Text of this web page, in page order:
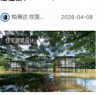
Jaffna | 帕琳达·坎南加拉｜
帕琳达·坎南加拉｜Palinda Kannangara 2026-04-08
住宅建筑设计